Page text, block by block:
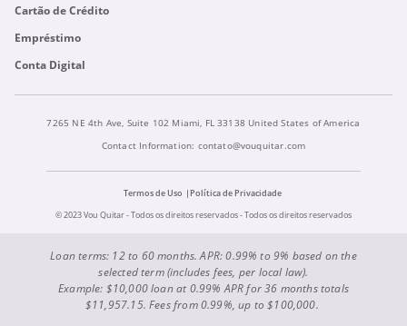
Cartão de Crédito
Empréstimo
Conta Digital
7265 NE 4th Ave, Suite 102 Miami, FL 33138 United States of America
Contact Information: contato@vouquitar.com
Termos de Uso
Política de Privacidade
© 2023 Vou Quitar - Todos os direitos reservados - Todos os direitos reservados
Loan terms: 12 to 60 months. APR: 0.99% to 9% based on the
selected term (includes fees, per local law).
Example: $10,000 loan at 0.99% APR for 36 months totals
$11,957.15. Fees from 0.99%, up to $100,000.